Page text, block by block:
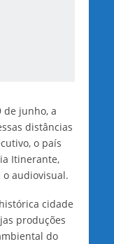
junho, a
distâncias
o país
Itinerante,
audiovisual.
cidade
produções
do